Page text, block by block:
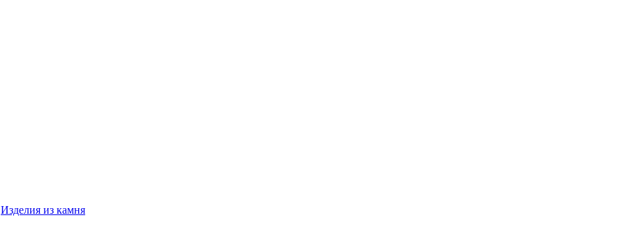
Изделия из камня